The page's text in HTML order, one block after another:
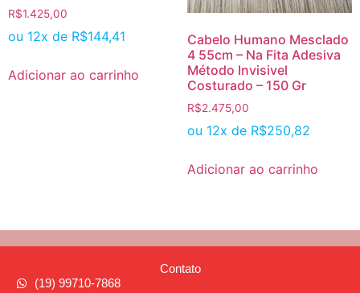
R$1.425,00
ou 12x de R$144,41
Adicionar ao carrinho
Cabelo Humano Mesclado
4 55cm – Na Fita Adesiva
Método Invisivel
Costurado – 150 Gr
R$2.475,00
ou 12x de R$250,82
Adicionar ao carrinho
Contato
(19) 99710-7868